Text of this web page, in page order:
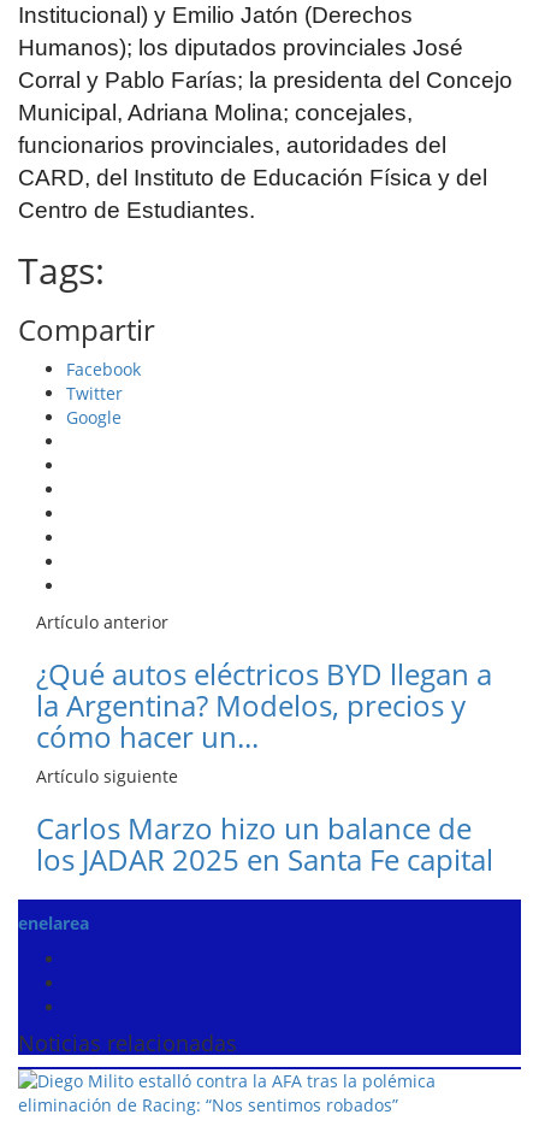
Institucional) y Emilio Jatón (Derechos
Humanos); los diputados provinciales José
Corral y Pablo Farías; la presidenta del Concejo
Municipal, Adriana Molina; concejales,
funcionarios provinciales, autoridades del
CARD, del Instituto de Educación Física y del
Centro de Estudiantes.
Tags:
Compartir
Facebook
Twitter
Google
Artículo anterior
¿Qué autos eléctricos BYD llegan a
la Argentina? Modelos, precios y
cómo hacer un...
Artículo siguiente
Carlos Marzo hizo un balance de
los JADAR 2025 en Santa Fe capital
enelarea
Noticias relacionadas